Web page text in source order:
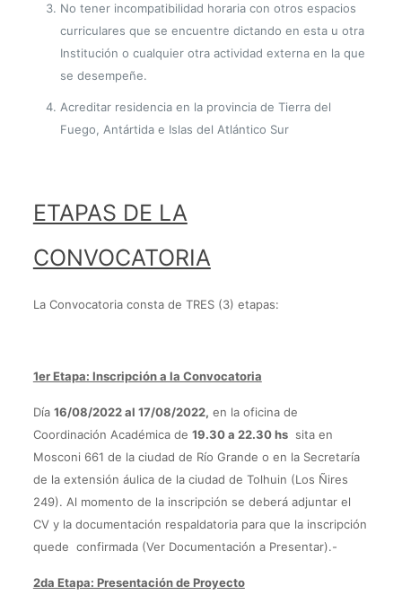
No tener incompatibilidad horaria con otros espacios
curriculares que se encuentre dictando en esta u otra
Institución o cualquier otra actividad externa en la que
se desempeñe.
Acreditar residencia en la provincia de Tierra del
Fuego, Antártida e Islas del Atlántico Sur
ETAPAS DE LA
CONVOCATORIA
La Convocatoria consta de TRES (3) etapas:
1er Etapa: Inscripción a la Convocatoria
Día 16/08/2022 al 17/08/2022, en la oficina de
Coordinación Académica de 19.30 a 22.30 hssita en
Mosconi 661 de la ciudad de Río Grande o en la Secretaría
de la extensión áulica de la ciudad de Tolhuin (Los Ñires
249). Al momento de la inscripción se deberá adjuntar el
CV y la documentación respaldatoria para que la inscripción
quede confirmada (Ver Documentación a Presentar).-
2da Etapa: Presentación de Proyecto